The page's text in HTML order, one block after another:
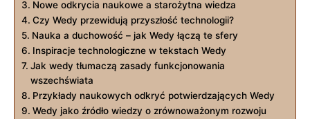
Nowe odkrycia naukowe a starożytna wiedza
Czy Wedy przewidują przyszłość technologii?
Nauka a duchowość – jak Wedy łączą te sfery
Inspiracje technologiczne w tekstach Wedy
Jak wedy tłumaczą zasady funkcjonowania
wszechświata
Przykłady naukowych odkryć potwierdzających Wedy
Wedy jako źródło wiedzy o zrównoważonym rozwoju